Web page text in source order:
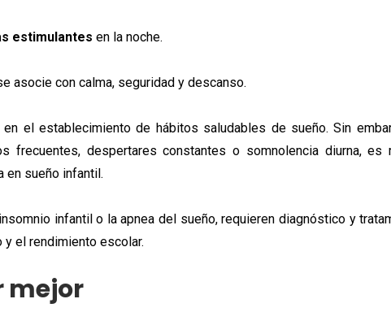
estimulantes en la noche.
asocie con calma, seguridad y descanso.
el establecimiento de hábitos saludables de sueño. Sin
frecuentes, despertares constantes o somnolencia diurna, es
en sueño infantil.
infantil o la apnea del sueño, requieren diagnóstico y
el rendimiento escolar.
mejor